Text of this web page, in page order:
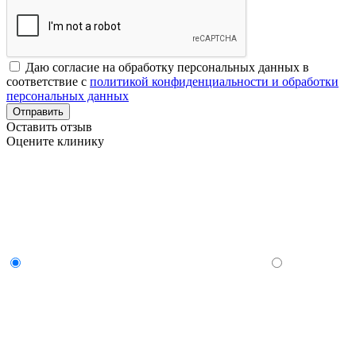
Даю согласие на обработку персональных данных в
соответствие с политикой конфиденциальности и обработки
персональных данных
Отправить
Оставить отзыв
Оцените клинику